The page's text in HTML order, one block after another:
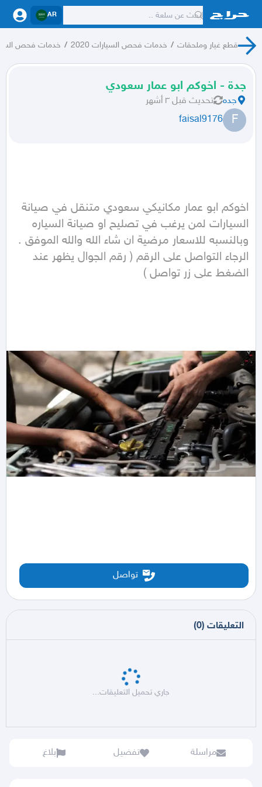
AR
قطع غيار وملحقات / خدمات فحص السيارات 2020 / خدمات فحص
جدة - اخوكم ابو عمار سعودي
جده تحديث قبل ٣ أشهر
F
faisal9176
الضغط على زر تواصل )
تواصل
التعليقات (
0
)
جاري تحميل التعليقات...
مراسلة تفضيل بلاغ